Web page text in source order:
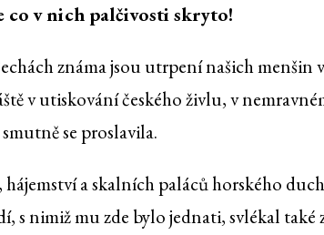
v nich palčivosti skryto!
známa jsou utrpení našich menšin v
v utiskování českého živlu, v
se proslavila.
a skalních paláců horského
s nimiž mu zde bylo jednati, svlékal také